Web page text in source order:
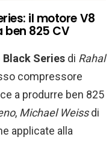
il motore V8
825 CV
Black Series di Rahal
compressore
a produrre ben 825
, Michael Weissdi
applicate alla